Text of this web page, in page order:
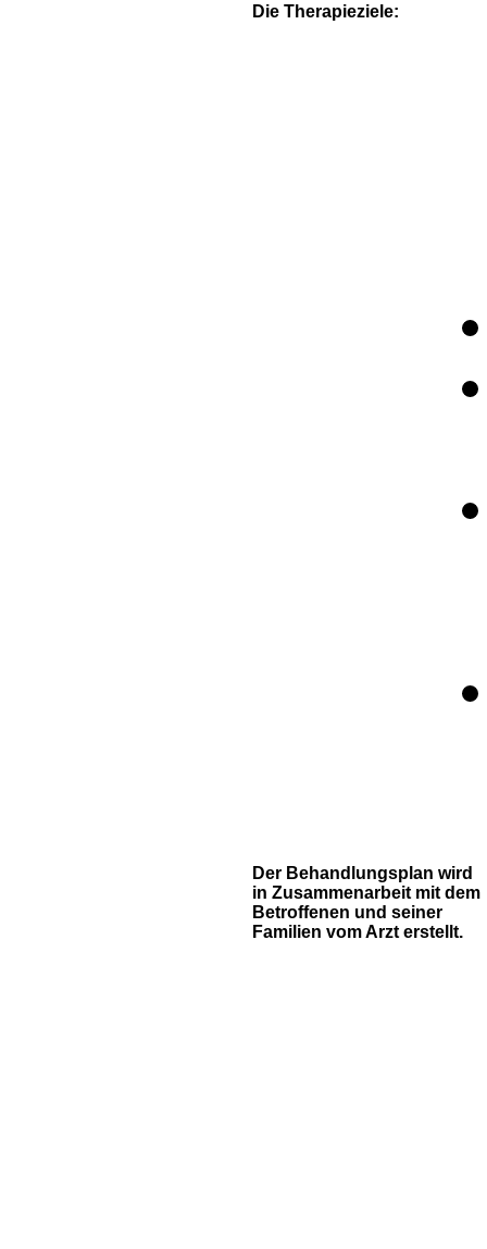
Die Therapieziele:
Der Behandlungsplan wird
in Zusammenarbeit mit dem
Betroffenen und seiner
Familien vom Arzt erstellt.